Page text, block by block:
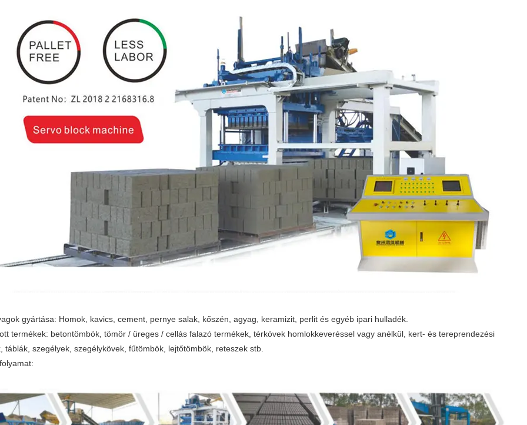
gyártása: Homok, kavics, cement, pernye salak, kőszén, agyag, keramizit, perlit és egyéb ipari hulladék.
termékek: betontömbök, tömör / üreges / cellás falazó termékek, térkövek homlokkeveréssel vagy anélkül, kert- és tereprendezési
táblák, szegélyek, szegélykövek, fűtömbök, lejtőtömbök, reteszek stb.